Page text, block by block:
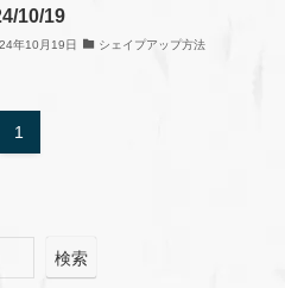
10/19
年10月19日 シェイプアップ方法
1
検索